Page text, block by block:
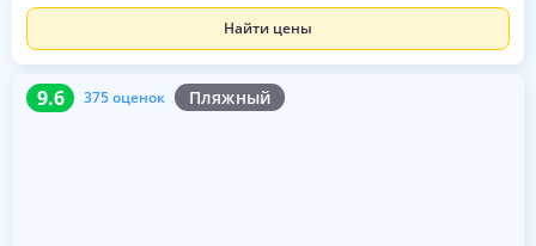
Найти цены
9.6 375 оценок Пляжный
9.6 375 оценок